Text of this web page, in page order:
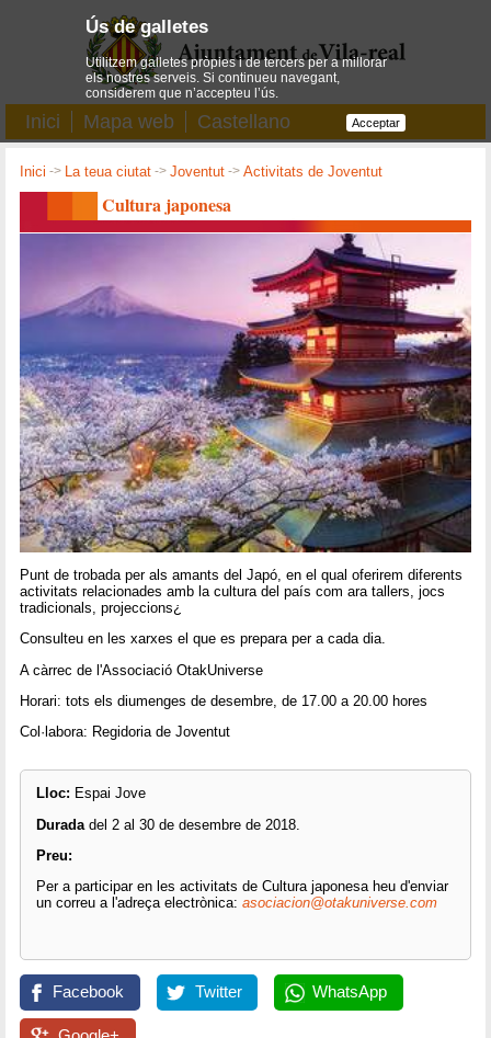
Inici Mapa web Castellano
Inici -> La teua ciutat ->Joventut ->Activitats de Joventut
Cultura japonesa
Punt de trobada per als amants del Japó, en el qual oferirem diferents
activitats relacionades amb la cultura del país com ara tallers, jocs
tradicionals, projeccions¿
Consulteu en les xarxes el que es prepara per a cada dia.
A càrrec de l'Associació OtakUniverse
Horari: tots els diumenges de desembre, de 17.00 a 20.00 hores
Col·labora: Regidoria de Joventut
Lloc: Espai Jove
Durada del 2 al 30 de desembre de 2018.
Preu:
Per a participar en les activitats de Cultura japonesa heu d'enviar
un correu a l'adreça electrònica: asociacion@otakuniverse.com
Facebook Twitter WhatsApp
Ús de galletes
Utilitzem galletes pròpies i de tercers per a millorar
els nostres serveis. Si continueu navegant,
considerem que n’accepteu l’ús.
Acceptar